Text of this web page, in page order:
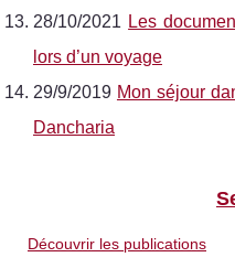
28/10/2021 Les
lors d’un voyage
29/9/2019 Mon séjour
Dancharia
Découvrir les publications